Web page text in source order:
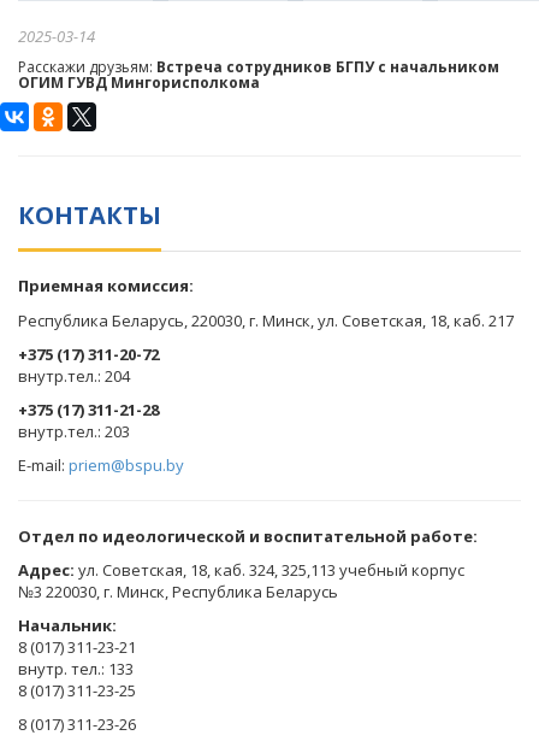
2025-03-14
Расскажи друзьям: Встреча сотрудников БГПУ с начальником
ОГИМ ГУВД Мингорисполкома
КОНТАКТЫ
Приемная комиссия:
Республика Беларусь, 220030, г. Минск, ул. Советская, 18, каб. 217
+375 (17) 311-20-72
​внутр.тел.: 204
+375 (17) 311-21-28
​внутр.тел.: 203
E-mail: priem@bspu.by
Отдел по идеологической и воспитательной работе:
Адрес: ул. Советская, 18, каб. 324, 325,113 учебный корпус
№3 220030, г. Минск, Республика Беларусь
Начальник:
8 (017) 311-23-21
внутр. тел.: 133
8 (017) 311-23-25
8 (017) 311-23-26